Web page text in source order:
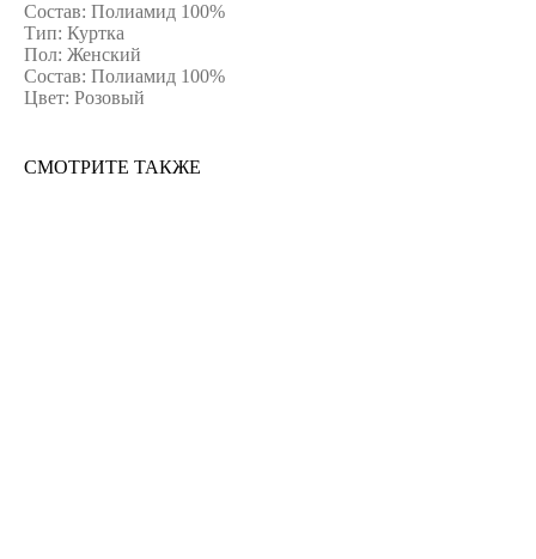
Состав: Полиамид 100%
Тип: Куртка
Пол: Женский
Состав: Полиамид 100%
Цвет: Розовый
СМОТРИТЕ ТАКЖЕ